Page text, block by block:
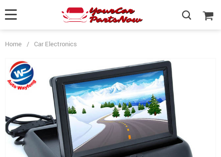
Home / Car Electronics